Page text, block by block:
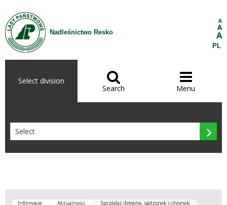
Skip to Content
Nadleśnictwo Resko
A
A
A
PL
Select division 
Search

Menu

Informacje Aktualności Sprzedaż drewna, sadzonek i choinek